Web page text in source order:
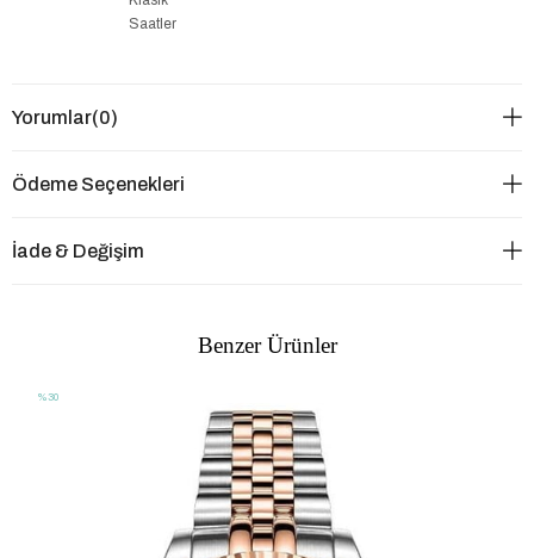
Saatler
Yorumlar(0)
Ödeme Seçenekleri
İade & Değişim
Benzer Ürünler
%30